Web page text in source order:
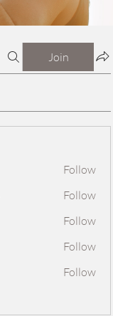
Join
Follow
Follow
Follow
Follow
Follow